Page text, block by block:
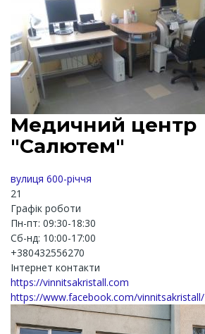
Медичний центр
"Салютем"
вулиця 600-річчя
21
Графік роботи
Пн-пт: 09:30-18:30
Cб-нд: 10:00-17:00
+380432556270
Інтернет контакти
https://vinnitsakristall.com
https://www.facebook.com/vinnitsakristall/